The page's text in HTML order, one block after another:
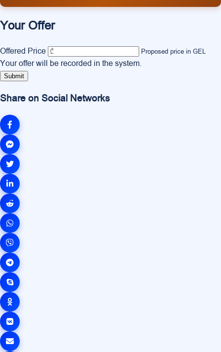
Your Offer
Offered Price Proposed price in GEL
Your offer will be recorded in the system.
Submit
Share on Social Networks